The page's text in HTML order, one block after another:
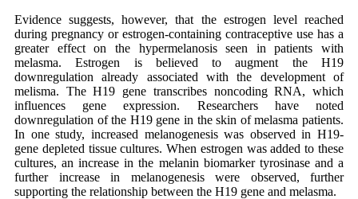
Evidence suggests, however, that the estrogen level reached
during pregnancy or estrogen-containing contraceptive use has a
greater effect on the hypermelanosis seen in patients with
melasma. Estrogen is believed to augment the H19
downregulation already associated with the development of
melisma. The H19 gene transcribes noncoding RNA, which
influences gene expression. Researchers have noted
downregulation of the H19 gene in the skin of melasma patients.
In one study, increased melanogenesis was observed in H19-
gene depleted tissue cultures. When estrogen was added to these
cultures, an increase in the melanin biomarker tyrosinase and a
further increase in melanogenesis were observed, further
supporting the relationship between the H19 gene and melasma.